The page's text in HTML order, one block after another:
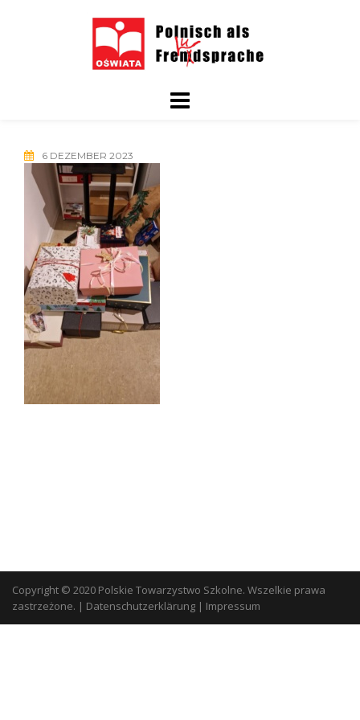
6 DEZEMBER 2023
Copyright © 2020 Polskie Towarzystwo Szkolne. Wszelkie prawa
zastrzeżone. | Datenschutzerklärung | Impressum